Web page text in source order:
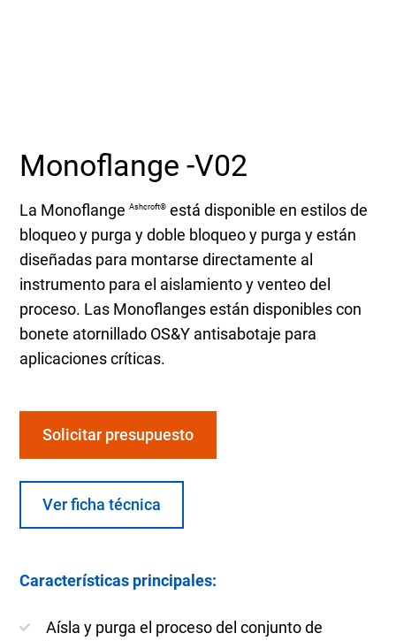
Póngase en contacto
Solicitar cotización
Monoflange -V02
La MonoflangeAshcroft® está disponible en estilos de
bloqueo y purga y doble bloqueo y purga y están
diseñadas para montarse directamente al
instrumento para el aislamiento y venteo del
proceso. Las Monoflanges están disponibles con
bonete atornillado OS&Y antisabotaje para
aplicaciones críticas.
Solicitar presupuesto
Ver ficha técnica
Características principales:
Aísla y purga el proceso del conjunto de